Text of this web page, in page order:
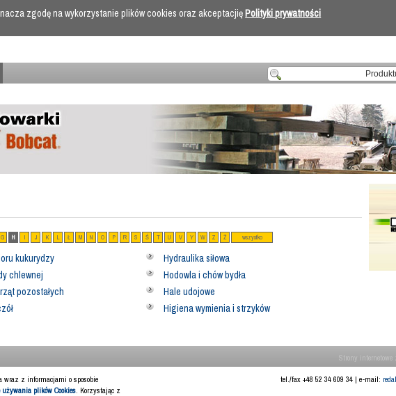
G H I J K L Ł M N O P R S Ś T U V Y W Z Ż wszystko
kukurydzy
chlewnej
pozostałych
Hydraulika siłowa
Hodowla i chów bydła
Hale udojowe
Higiena wymienia i strzyków
Strony internetowe
z informacjami o sposobie
używania plików Cookies. Korzystając z
tel./fax +48 52 34 609 34 | e-mail:
zgodę na wykorzystanie plików cookies oraz akceptacjięPolityki prywatności